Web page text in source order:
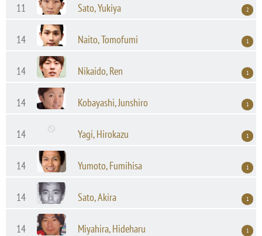
11 Sato, Yukiya 2
14 Naito, Tomofumi 1
14 Nikaido, Ren 1
14 Kobayashi, Junshiro 1
14 Yagi, Hirokazu 1
14 Yumoto, Fumihisa 1
14 Sato, Akira 1
14 Miyahira, Hideharu 1